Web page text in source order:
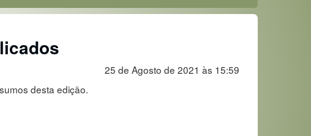
25 de Agosto de 2021 às 15:59
desta edição.